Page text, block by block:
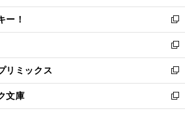
開
く
ウ
で
開
く
ン
ド
ウ
で
開
く
ウ
ィ
ン
ド
ウ
で
開
く
し
い
ウ
ィ
ン
ド
ウ
で
開
ー！
新
し
い
ウ
ィ
ン
ド
ウ
新
し
い
ウ
ィ
ン
リミックス
新
し
い
ウ
文庫
新
し